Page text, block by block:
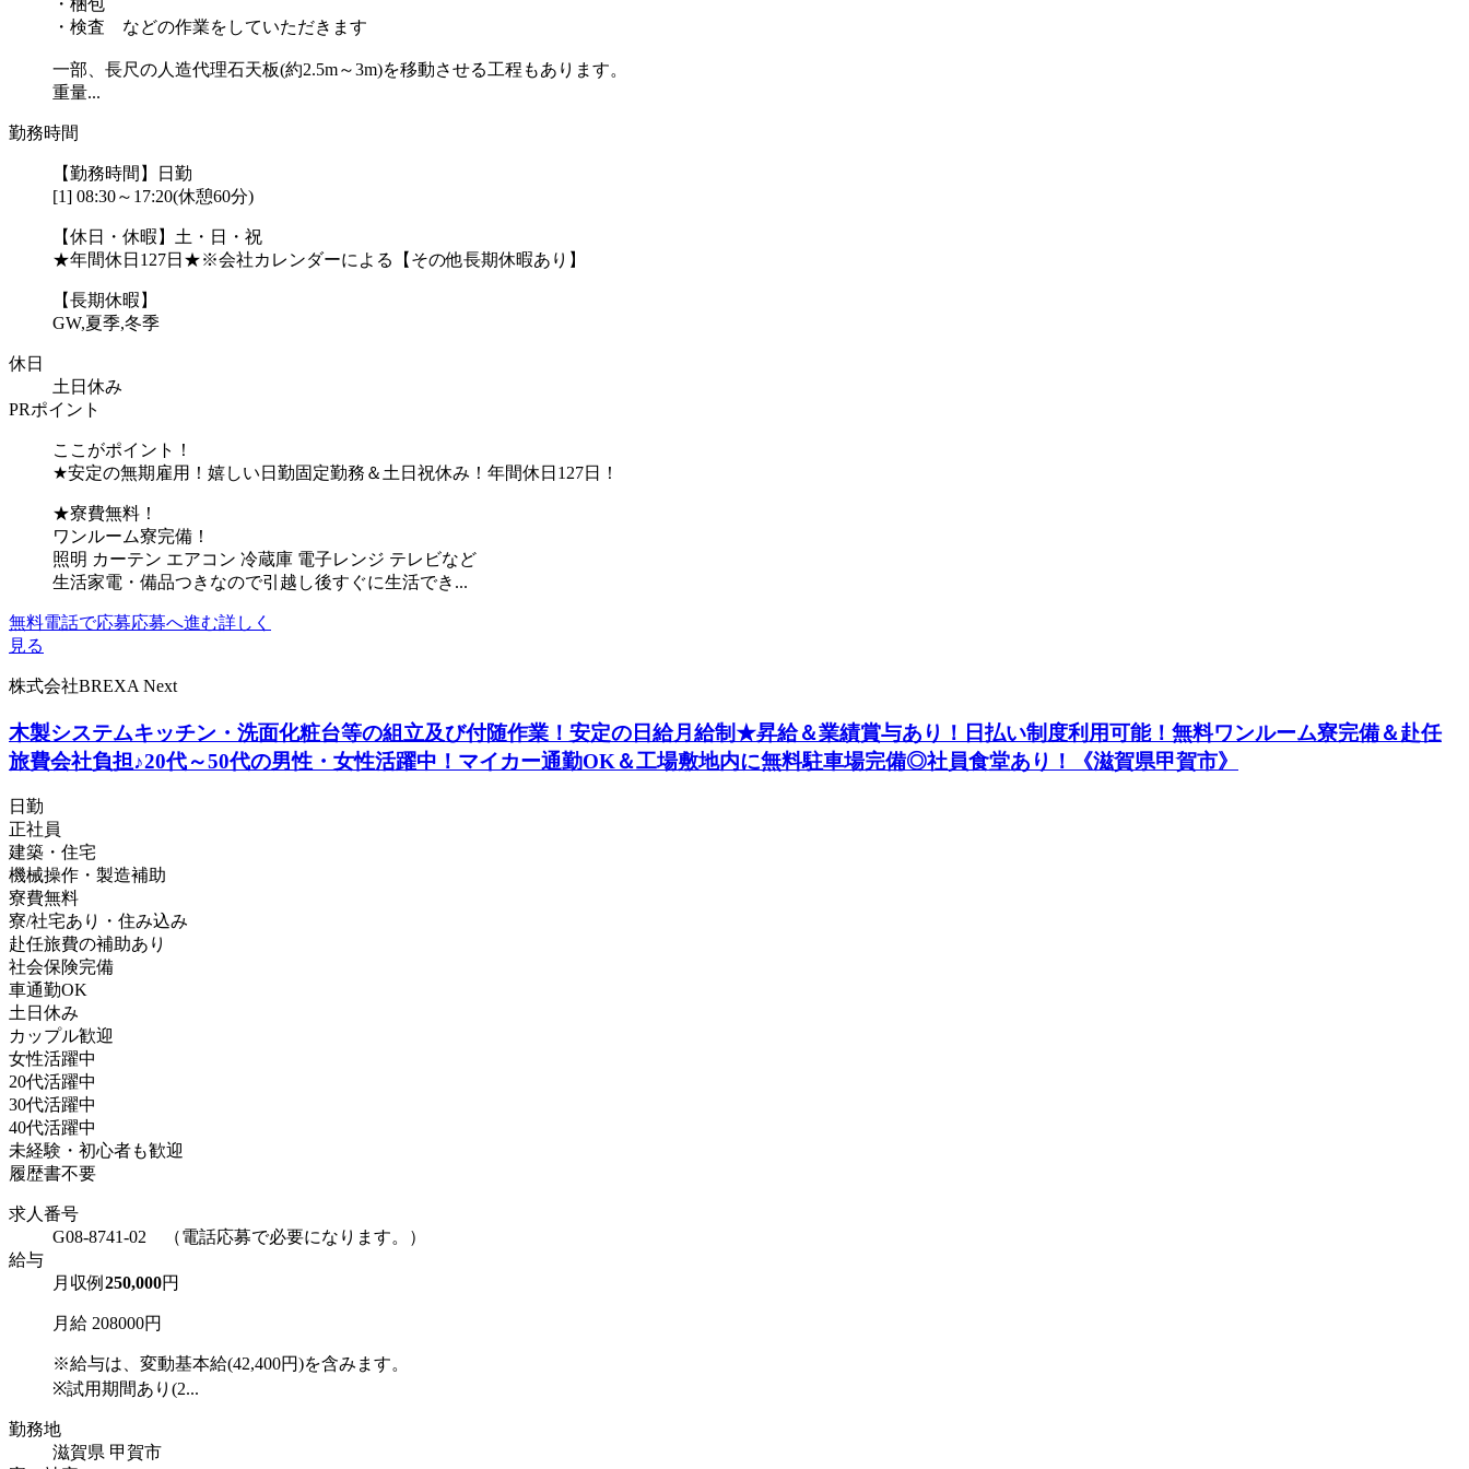
・検査 などの作業をしていただきます
一部、長尺の人造代理石天板(約2.5m～3m)を移動させる工程もあります。
重量...
勤務時間
【勤務時間】日勤
[1] 08:30～17:20(休憩60分)
【休日・休暇】土・日・祝
★年間休日127日★※会社カレンダーによる【その他長期休暇あり】
【長期休暇】
GW,夏季,冬季
休日
土日休み
PRポイント
ここがポイント！
★安定の無期雇用！嬉しい日勤固定勤務＆土日祝休み！年間休日127日！
★寮費無料！
ワンルーム寮完備！
照明 カーテン エアコン 冷蔵庫 電子レンジ テレビなど
生活家電・備品つきなので引越し後すぐに生活でき...
無料電話で応募応募へ進む詳しく
見る
株式会社BREXA Next
木製システムキッチン・洗面化粧台等の組立及び付随作業！安定の日給月給制★昇給＆業績賞与あり！日払い制度利用可能！無料ワンルーム寮完備＆赴任
旅費会社負担♪20代～50代の男性・女性活躍中！マイカー通勤OK＆工場敷地内に無料駐車場完備◎社員食堂あり！《滋賀県甲賀市》
日勤
正社員
建築・住宅
機械操作・製造補助
寮費無料
寮/社宅あり・住み込み
赴任旅費の補助あり
社会保険完備
車通勤OK
土日休み
カップル歓迎
女性活躍中
20代活躍中
30代活躍中
40代活躍中
未経験・初心者も歓迎
履歴書不要
求人番号
G08-8741-02 （電話応募で必要になります。）
給与
月収例 250,000円
月給 208000円
※給与は、変動基本給(42,400円)を含みます。
※試用期間あり(2...
勤務地
滋賀県 甲賀市